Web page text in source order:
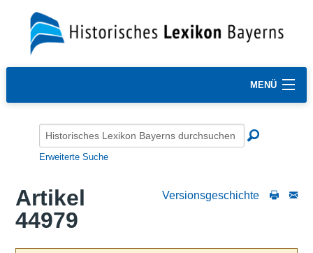
MENÜ
Erweiterte Suche
Versionsgeschichte
Artikel
44979